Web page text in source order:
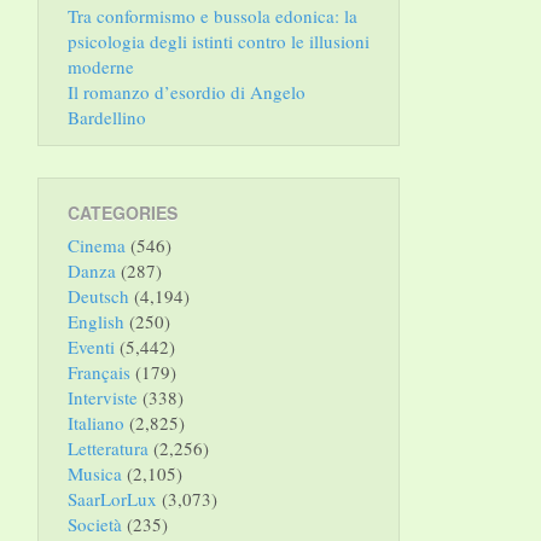
Tra conformismo e bussola edonica: la
psicologia degli istinti contro le illusioni
moderne
Il romanzo d’esordio di Angelo
Bardellino
CATEGORIES
Cinema (546)
Danza (287)
Deutsch (4,194)
English (250)
Eventi (5,442)
Français (179)
Interviste (338)
Italiano (2,825)
Letteratura (2,256)
Musica (2,105)
SaarLorLux (3,073)
Società (235)